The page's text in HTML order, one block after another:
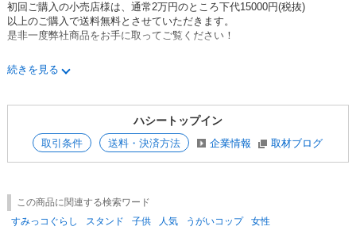
初回ご購入の小売店様は、通常2万円のところ下代15000円(税抜)
以上のご購入で送料無料とさせていただきます。
是非一度弊社商品をお手に取ってご覧ください！
予約商品関しましては、既存の在庫のある商品を同時に購入された場合、
先に商品を発送する場合がございます。あらかじめご了承ください。
続きを見る
ハシートップイン
取引条件 送料・決済方法 企業情報 取材ブログ
この商品に関連する検索ワード
すみっコぐらし
スタンド 子供 人気 うがいコップ 女性